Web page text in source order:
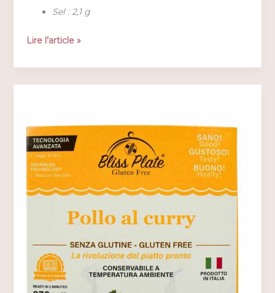
Sel : 2,1 g
Bliss
–
Lasagna
Lire l’article »